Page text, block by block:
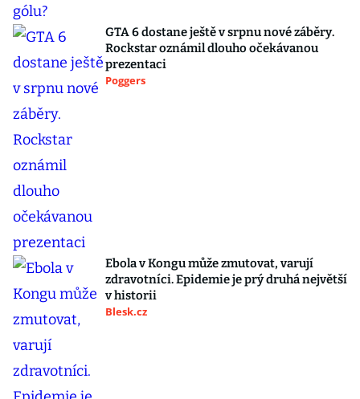
GTA 6 dostane ještě v srpnu nové záběry.
Rockstar oznámil dlouho očekávanou
prezentaci
Poggers
Ebola v Kongu může zmutovat, varují
zdravotníci. Epidemie je prý druhá největší
v historii
Blesk.cz